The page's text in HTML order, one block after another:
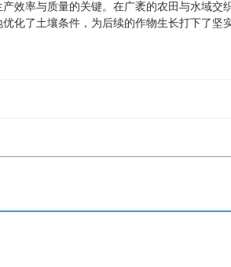
效率与质量的关键。在广袤的农田与水域交
化了土壤条件，为后续的作物生长打下了